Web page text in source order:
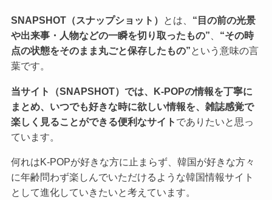
SNAPSHOT（スナップショット） とは、 “目の前の光景
や出来事・人物などの一瞬を切り取ったもの”
“その時
点の状態をそのまま丸ごと保存したもの”という意味の言
葉です。
当サイト（SNAPSHOT）では、K-POPの情報を丁寧に
まとめ、いつでも好きな時に欲しい情報を、雑誌感覚で
楽しく見ることができる便利なサイト でありたいと思っ
ています。
何れはK-POPが好きな方に止まらず、韓国が好きな方々
に年齢問わず楽しんでいただけるような韓国情報サイト
として進化していきたいと考えています。